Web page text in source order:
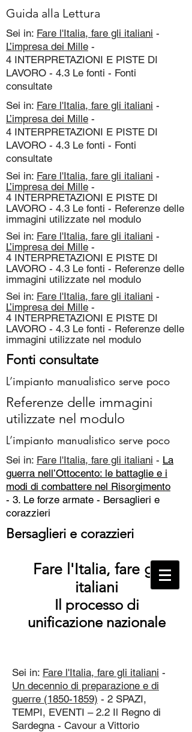
Guida alla Lettura
Sei in: Fare l'Italia, fare gli italiani -
L’impresa dei Mille -
4 INTERPRETAZIONI E PISTE DI
LAVORO - 4.3 Le fonti - Fonti
consultate
Sei in: Fare l'Italia, fare gli italiani -
L’impresa dei Mille -
4 INTERPRETAZIONI E PISTE DI
LAVORO - 4.3 Le fonti - Fonti
consultate
Sei in: Fare l'Italia, fare gli italiani -
L’impresa dei Mille -
4 INTERPRETAZIONI E PISTE DI
LAVORO - 4.3 Le fonti - Referenze delle
immagini utilizzate nel modulo
Sei in: Fare l'Italia, fare gli italiani -
L’impresa dei Mille -
4 INTERPRETAZIONI E PISTE DI
LAVORO - 4.3 Le fonti - Referenze delle
immagini utilizzate nel modulo
Sei in: Fare l'Italia, fare gli italiani -
L’impresa dei Mille -
4 INTERPRETAZIONI E PISTE DI
LAVORO - 4.3 Le fonti - Referenze delle
immagini utilizzate nel modulo
Fonti consultate
L’impianto manualistico serve poco
Referenze delle immagini
utilizzate nel modulo
L’impianto manualistico serve poco
Sei in: Fare l'Italia, fare gli italiani - La
guerra nell’Ottocento: le battaglie e i
modi di combattere nel Risorgimento
- 3. Le forze armate - Bersaglieri e
corazzieri
Bersaglieri e corazzieri
Fare l'Italia, fare gli
italiani
Il processo di
unificazione nazionale
Sei in: Fare l'Italia, fare gli italiani -
Un decennio di preparazione e di
guerre (1850-1859) - 2 SPAZI,
TEMPI, EVENTI – 2.2 Il Regno di
Sardegna - Cavour a Vittorio